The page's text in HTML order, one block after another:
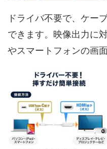
ドライバ不要で、ケー
できます。映像出力に
やスマートフォンの画